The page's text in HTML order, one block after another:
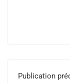
Publication